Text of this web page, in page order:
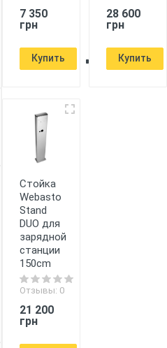
7 350
грн
Купить
28 600
грн
Купить
Стойка
Webasto
Stand
DUO для
зарядной
станции
150cm
Отзывы: 0
21 200
грн